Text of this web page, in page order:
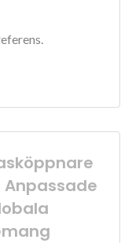
Anpassade